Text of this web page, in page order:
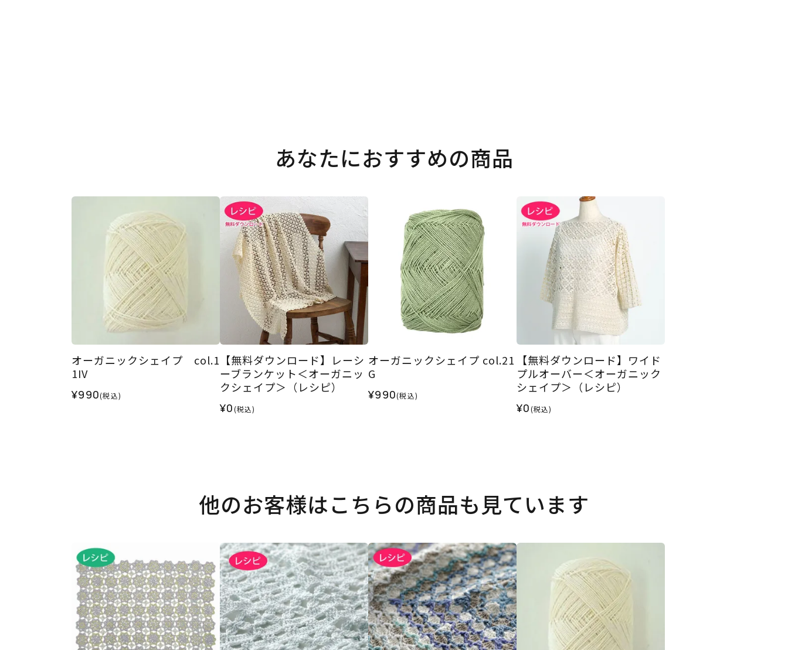
あなたにおすすめの商品
オーガニックシェイプ col.1
1IV
¥990(税込)
【無料ダウンロード】レーシ
ーブランケット＜オーガニッ
クシェイプ＞（レシピ）
¥0(税込)
オーガニックシェイプ col.21
G
¥990(税込)
【無料ダウンロード】ワイド
プルオーバー＜オーガニック
シェイプ＞（レシピ）
¥0(税込)
他のお客様はこちらの商品も見ています